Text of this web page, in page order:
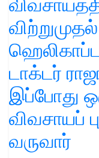
டாக்டர்
இப்போது
விவசாயப்
வருவார்